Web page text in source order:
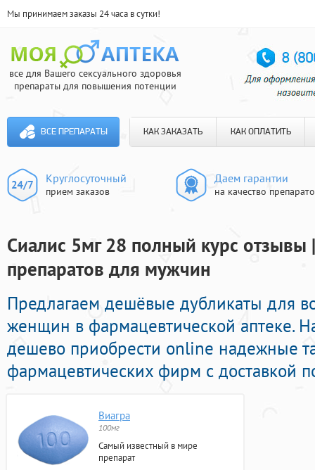
Мы принимаем заказы 24 часа в сутки!
все для Вашего сексуального здоровья
препараты для повышения потенции
ВСЕ ПРЕПАРАТЫ КАК ЗАКАЗАТЬ КАК ОПЛАТИТЬ
Круглосуточный
прием заказов
Даем гарантии
на качество
Сиалис 5мг 28 полный курс отзывы
препаратов для мужчин
Предлагаем дешёвые дубликаты для
женщин в фармацевтической аптеке.
дешево приобрести online надежные
фармацевтических фирм с доставкой
Виагра
100мг
Самый известный в мире
препарат